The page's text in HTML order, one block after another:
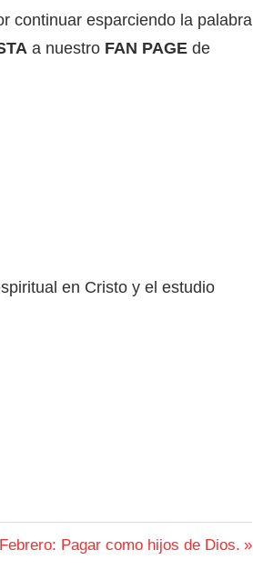
continuar esparciendo la palabra
a nuestro FAN PAGEde
en Cristo y el estudio
Pagar como hijos de Dios.